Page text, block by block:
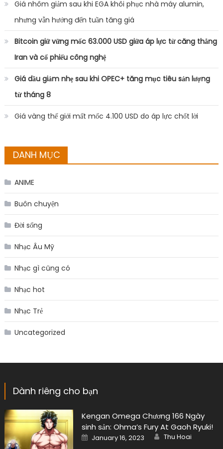
Giá nhôm giảm sau khi EGA khôi phục nhà máy alumin,
nhưng vẫn hướng đến tuần tăng giá
Bitcoin giữ vững mốc 63.000 USD giữa áp lực từ căng thẳng
Iran và cổ phiếu công nghệ
Giá dầu giảm nhẹ sau khi OPEC+ tăng mục tiêu sản lượng
từ tháng 8
Giá vàng thế giới mất mốc 4.100 USD do áp lực chốt lời
DANH MỤC
ANIME
Buôn chuyện
Đời sống
Nhạc Âu Mỹ
Nhạc gì cũng có
Nhạc hot
Nhạc Trẻ
Uncategorized
Dành riêng cho bạn
Kengan Omega Chương 166 Ngày
sinh sản: Ohma’s Fury At Gaoh Ryuki!
Posted
on
January 16, 2023 Author
Thu Hoai